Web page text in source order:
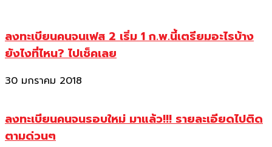
ลงทะเบียนคนจนเฟส 2 เริ่ม 1 ก.พ.นี้เตรียมอะไรบ้าง
ยังไงที่ไหน? ไปเช็คเลย
30 มกราคม 2018
ลงทะเบียนคนจนรอบใหม่ มาแล้ว!!! รายละเอียดไปติด
ตามด่วนๆ